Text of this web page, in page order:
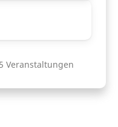
5 Veranstaltungen